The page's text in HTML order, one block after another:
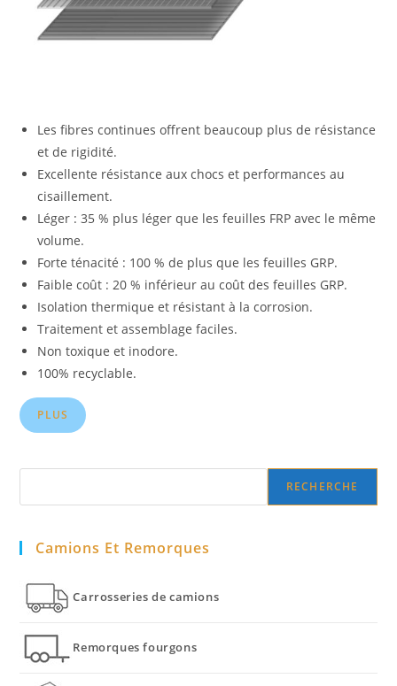
Les fibres continues offrent beaucoup plus de résistance
et de rigidité.
Excellente résistance aux chocs et performances au
cisaillement.
Léger : 35 % plus léger que les feuilles FRP avec le même
volume.
Forte ténacité : 100 % de plus que les feuilles GRP.
Faible coût : 20 % inférieur au coût des feuilles GRP.
Isolation thermique et résistant à la corrosion.
Traitement et assemblage faciles.
Non toxique et inodore.
100% recyclable.
PLUS
RECHERCHE
Camions Et Remorques
Carrosseries de camions
Remorques fourgons